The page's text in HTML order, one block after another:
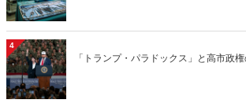
4
「トランプ・パラドックス」と高市政